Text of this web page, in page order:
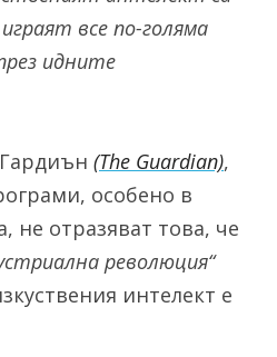
все по-голяма
идните
(The Guardian),
особено в
революция“
интелект е